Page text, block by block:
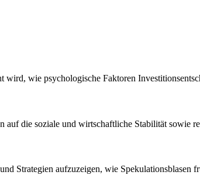
wie psychologische Faktoren
die soziale und wirtschaftliche Stabilität sowie
Strategien aufzuzeigen, wie Spekulationsblasen